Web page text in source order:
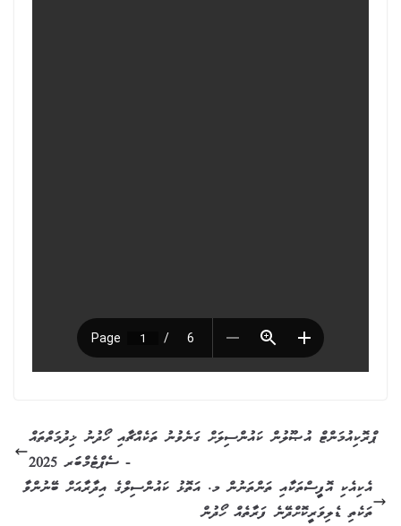
ޕްރޮކިއުމަންޓް އުޞޫލުން ކައުންސިލަށް ގަނެވުނު ތަކެއްޗާއި ހޯދުނު ޚިދުމަތްތައް
- ސެޕްޓެމްބަަރ 2025
އެކިއެކި އޮފީސްތަކާއި ތަންތަނުން މ. އަތޮޅު ކައުންސިލްގެ އިދާރާއަށް ބޭނުންވާ
ތަކެތި ޑެލިވަރީކޮށްދޭނެ ފަރާތެއް ހޯދުން